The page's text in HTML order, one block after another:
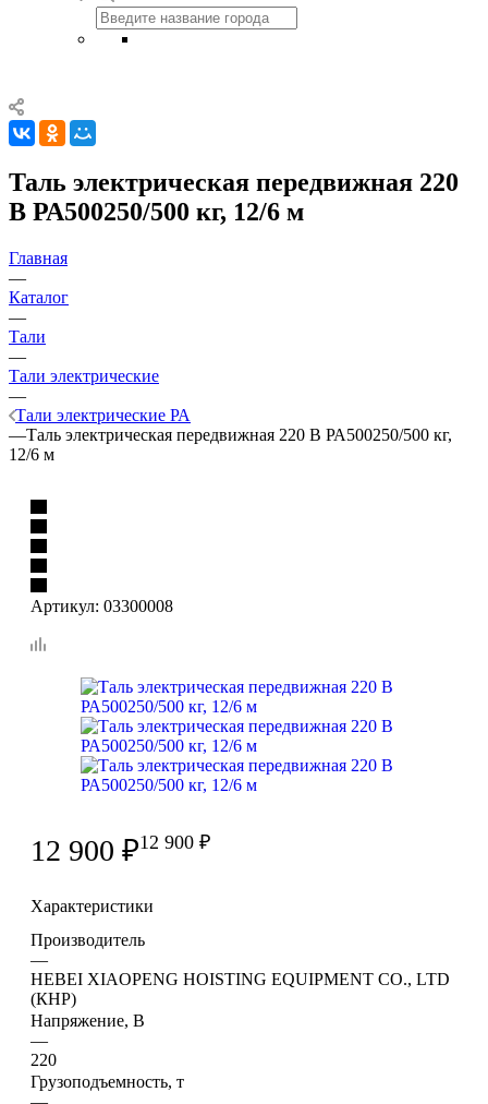
Таль электрическая передвижная 220
В РА500250/500 кг, 12/6 м
Главная
—
Каталог
—
Тали
—
Тали электрические
—
Тали электрические РА
—Таль электрическая передвижная 220 В РА500250/500 кг,
12/6 м
Артикул: 03300008
12 900 ₽12 900 ₽
Характеристики
Производитель
—
HEBEI XIAOPENG HOISTING EQUIPMENT CO., LTD
(КНР)
Напряжение, В
—
220
Грузоподъемность, т